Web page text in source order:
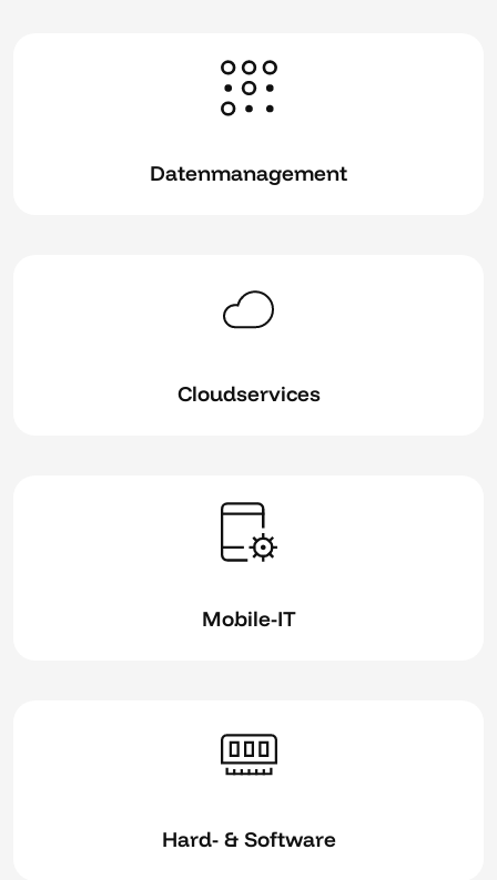
Datenmanagement
Cloudservices
Mobile-IT
Hard- & Software